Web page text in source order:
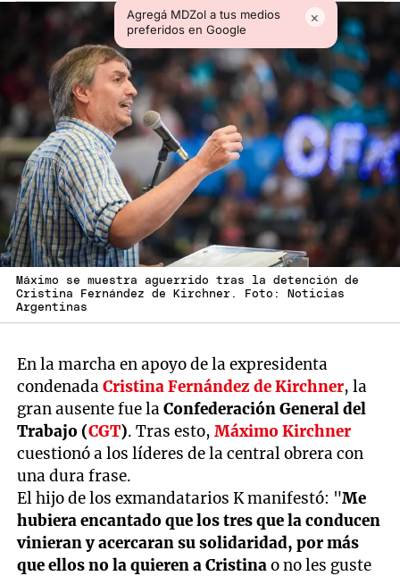
Agregá MDZol a tus medios
preferidos en Google
×
Máximo se muestra aguerrido tras la detención de
Cristina Fernández de Kirchner. Foto: Noticias
Argentinas
En la marcha en apoyo de la expresidenta
condenada Cristina Fernández de Kirchner, la
gran ausente fue laConfederación General del
Trabajo (CGT). Tras esto,Máximo Kirchner
cuestionó a los líderes de la central obrera con
una dura frase.
El hijo de los exmandatarios K manifestó: "Me
hubiera encantado que los tres que la conducen
vinieran y acercaran su solidaridad, por más
que ellos no la quieren a Cristinao no les guste